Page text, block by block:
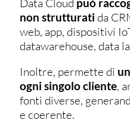
Data Cloud
non strutturati da
web, app, dispositivi
datawarehouse, data
Inoltre, permette di
ogni singolo cliente,
fonti diverse,
e coerente.